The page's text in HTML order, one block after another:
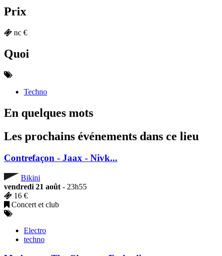
Prix
nc €
Quoi
Techno
En quelques mots
Les prochains événements dans ce lieu
Contrefaçon - Jaax - Nivk...
Bikini
vendredi 21 août - 23h55
16 €
Concert et club
Electro
techno